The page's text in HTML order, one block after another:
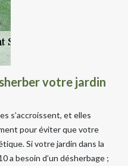
votre jardin
s’accroissent, et elles
pour éviter que votre
Si votre jardin dans la
a besoin d’un désherbage ;